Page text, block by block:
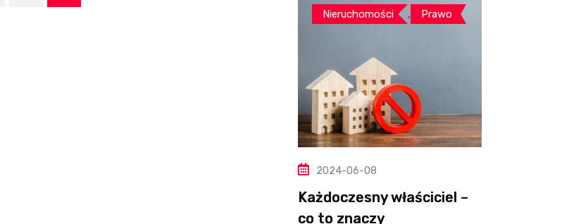
Nieruchomości , Prawo
2024-06-08
Każdoczesny właściciel –
co to znaczy